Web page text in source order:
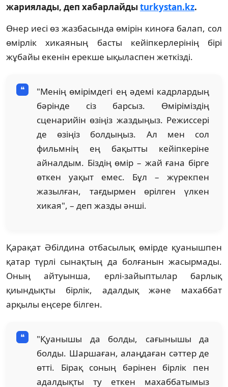
жариялады, деп хабарлайдыturkystan.kz.
Өнер иесі өз жазбасында өмірін киноға балап, сол
өмірлік хикаяның басты кейіпкерлерінің бірі
жұбайы екенін ерекше ықыласпен жеткізді.
"Менің өмірімдегі ең әдемі кадрлардың
бәрінде сіз барсыз. Өміріміздің
сценарийін өзіңіз жаздыңыз. Режиссері
де өзіңіз болдыңыз. Ал мен сол
фильмнің ең бақытты кейіпкеріне
айналдым. Біздің өмір – жай ғана бірге
өткен уақыт емес. Бұл – жүрекпен
жазылған, тағдырмен өрілген үлкен
хикая", – деп жазды әнші.
Қарақат Әбілдина отбасылық өмірде қуанышпен
қатар түрлі сынақтың да болғанын жасырмады.
Оның айтуынша, ерлі-зайыптылар барлық
қиындықты бірлік, адалдық және махаббат
арқылы еңсере білген.
"Қуанышы да болды, сағынышы да
болды. Шаршаған, алаңдаған сәттер де
өтті. Бірақ соның бәрінен бірлік пен
адалдықты ту еткен махаббатымыз